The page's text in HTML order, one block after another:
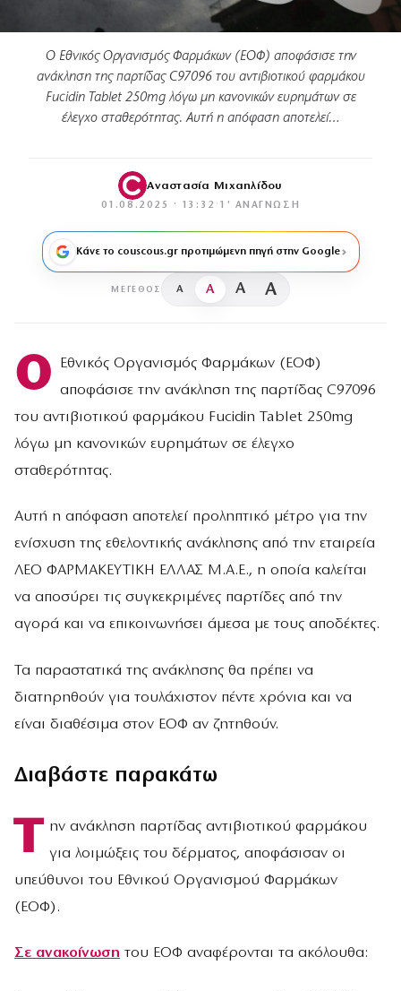
Ο Εθνικός Οργανισμός Φαρμάκων (ΕΟΦ) αποφάσισε την
ανάκληση της παρτίδας C97096 του αντιβιοτικού φαρμάκου
Fucidin Tablet 250mg λόγω μη κανονικών ευρημάτων σε
έλεγχο σταθερότητας. Αυτή η απόφαση αποτελεί…
Αναστασία Μιχαηλίδου
01.08.2025 · 13:32 · 1′ ΑΝΆΓΝΩΣΗ
Κάνε το couscous.gr προτιμώμενη πηγή στην Google
ΜΈΓΕΘΟΣ A A A A
Ο
Εθνικός Οργανισμός Φαρμάκων (ΕΟΦ)
αποφάσισε την ανάκληση της παρτίδας C97096
του αντιβιοτικού φαρμάκου Fucidin Tablet 250mg
λόγω μη κανονικών ευρημάτων σε έλεγχο
σταθερότητας.
Αυτή η απόφαση αποτελεί προληπτικό μέτρο για την
ενίσχυση της εθελοντικής ανάκλησης από την εταιρεία
ΛΕΟ ΦΑΡΜΑΚΕΥΤΙΚΗ ΕΛΛΑΣ Μ.Α.Ε., η οποία καλείται
να αποσύρει τις συγκεκριμένες παρτίδες από την
αγορά και να επικοινωνήσει άμεσα με τους αποδέκτες.
Τα παραστατικά της ανάκλησης θα πρέπει να
διατηρηθούν για τουλάχιστον πέντε χρόνια και να
είναι διαθέσιμα στον ΕΟΦ αν ζητηθούν.
Διαβάστε παρακάτω
Τ ην ανάκληση παρτίδας αντιβιοτικού φαρμάκου
για λοιμώξεις του δέρματος, αποφάσισαν οι
υπεύθυνοι του Εθνικού Οργανισμού Φαρμάκων
(ΕΟΦ).
Σε ανακοίνωση του ΕΟΦ αναφέρονται τα ακόλουθα: